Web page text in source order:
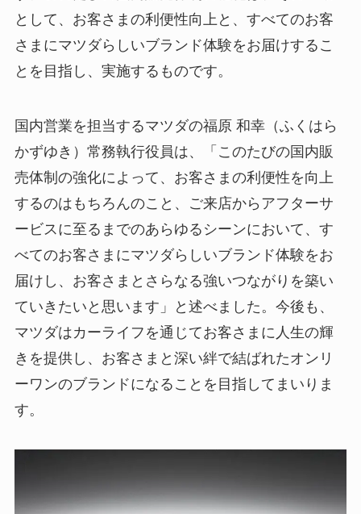
として、お客さまの利便性向上と、すべてのお客
さまにマツダらしいブランド体験をお届けするこ
とを目指し、実施するものです。
国内営業を担当するマツダの福原 和幸（ふくはら
かずゆき）常務執行役員は、「このたびの国内販
売体制の強化によって、お客さまの利便性を向上
するのはもちろんのこと、ご来店からアフターサ
ービスに至るまでのあらゆるシーンにおいて、す
べてのお客さまにマツダらしいブランド体験をお
届けし、お客さまとさらなる強いつながりを築い
ていきたいと思います」と述べました。今後も、
マツダはカーライフを通じてお客さまに人生の輝
きを提供し、お客さまと深い絆で結ばれたオンリ
ーワンのブランドになることを目指してまいりま
す。